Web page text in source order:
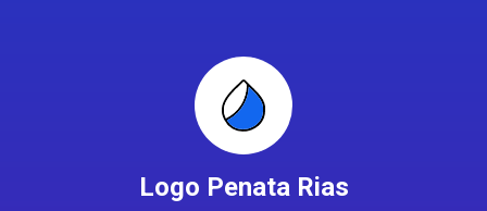
Logo Penata Rias